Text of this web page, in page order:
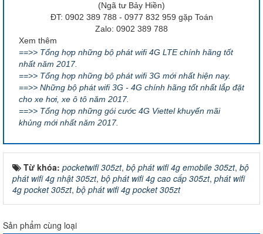
(Ngã tư Bảy Hiền)
ĐT: 0902 389 788 - 0977 832 959 gặp Toán
Zalo: 0902 389 788
Xem thêm
==>> Tổng hợp những bộ phát wifi 4G LTE chính hãng tốt
nhất năm 2017.
==>> Tổng hợp những bộ phát wifi 3G mới nhất hiện nay.
==>> Những bộ phát wifi 3G - 4G chính hãng tốt nhất lắp đặt
cho xe hơi, xe ô tô năm 2017.
==>> Tổng hợp những gói cước 4G Viettel khuyến mãi
khủng mới nhất năm 2017.
Từ khóa: pocketwifi 305zt, bộ phát wifi 4g emobile 305zt, bộ
phát wifi 4g nhật 305zt, bộ phát wifi 4g cao cấp 305zt, phát wifi
4g pocket 305zt, bộ phát wifi 4g pocket 305zt
Sản phẩm cùng loại